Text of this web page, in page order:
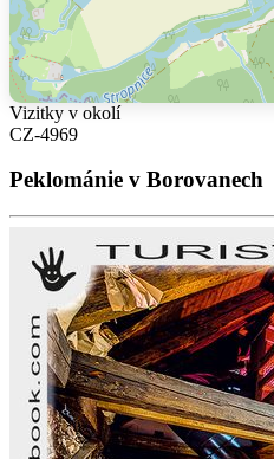
Vizitky v okolí
CZ-4969
Peklománie v Borovanech